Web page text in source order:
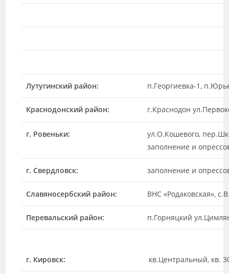
Лутугинский район: п.Георгиевка-1,
Краснодонский район: г.Краснодон
г. Ровеньки:
ул.О.Кошевого,
заполнение и
г. Свердловск: заполнение и
Славяносербский район: ВНС «Родаковская»,
Перевальский район: п.Горняцкий
г. Кировск: кв.Центральный, кв.